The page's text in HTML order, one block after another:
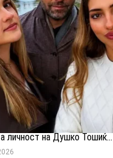
личност на Душко Тошиќ...